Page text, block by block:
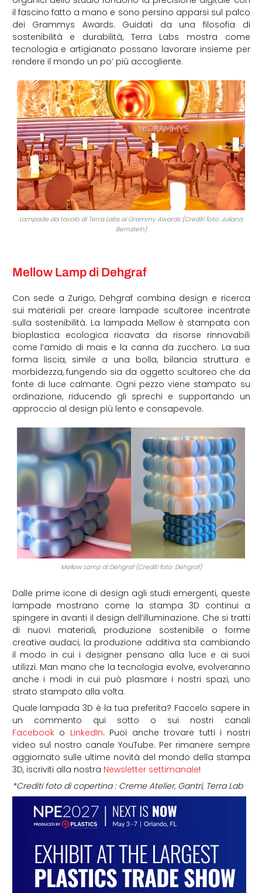
il fascino fatto a mano e sono persino apparsi sul palco
dei Grammys Awards. Guidati da una filosofia di
sostenibilità e durabilità, Terra Labs mostra come
tecnologia e artigianato possano lavorare insieme per
rendere il mondo un po’ più accogliente.
Lampade da tavolo di Terra Labs ai Grammy Awards (Crediti foto: Juliana
Bernstein)
Mellow Lamp di Dehgraf
Con sede a Zurigo, Dehgraf combina design e ricerca
sui materiali per creare lampade scultoree incentrate
sulla sostenibilità. La lampada Mellow è stampata con
bioplastica ecologica ricavata da risorse rinnovabili
come l’amido di mais e la canna da zucchero. La sua
forma liscia, simile a una bolla, bilancia struttura e
morbidezza, fungendo sia da oggetto scultoreo che da
fonte di luce calmante. Ogni pezzo viene stampato su
ordinazione, riducendo gli sprechi e supportando un
approccio al design più lento e consapevole.
Mellow Lamp di Dehgraf (Crediti foto: Dehgraf)
Dalle prime icone di design agli studi emergenti, queste
lampade mostrano come la stampa 3D continui a
spingere in avanti il design dell’illuminazione. Che si tratti
di nuovi materiali, produzione sostenibile o forme
creative audaci, la produzione additiva sta cambiando
il modo in cui i designer pensano alla luce e ai suoi
utilizzi. Man mano che la tecnologia evolve, evolveranno
anche i modi in cui può plasmare i nostri spazi, uno
strato stampato alla volta.
Quale lampada 3D è la tua preferita? Faccelo sapere in
un commento qui sotto o sui nostri canali
Facebooko LinkedIn. Puoi anche trovare tutti i nostri
video sul nostro canale YouTube. Per rimanere sempre
aggiornato sulle ultime novità del mondo della stampa
3D, iscriviti alla nostra Newsletter settimanale!
*Crediti foto di copertina : Creme Atelier, Gantri, Terra Lab